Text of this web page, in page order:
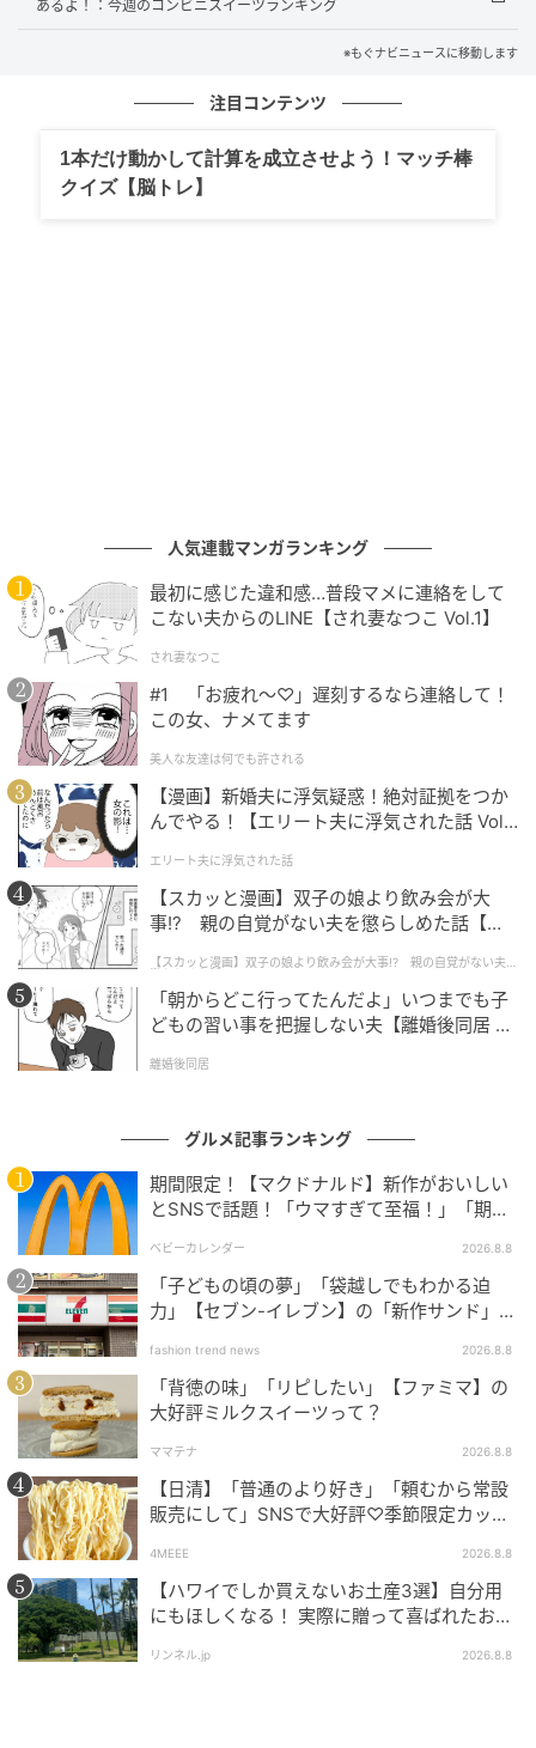
つるんとした弾力のある麺に爽やかでクセになるよう
ゅうり、錦糸卵、もやし、紅生姜、わかめをトッピン
もぐナビニュース
福井名物のおろしそばを発売します。大根おろしをた
っぷりと使用しさっぱりと食べられます。コシのある
麺で食べ応えもあります。 カロリー：297kcal 【販売
地域】中部
ファミリーマート 大盛 ぶっかけざる中華
もぐナビニュース
宮城県産小麦夏黄金を使用した中華麺に枕崎製造のか
つお節のうまみをきかせたつゆを合わせたざる中華で
す。 ※東北地方の一部、新潟県の一部では取り扱いが
ございません。 東北の一部で販売
ファミリーマート ぶっかけざる中華
あるよ！：今週のコンビニスイーツランキング
※もぐナビニュースに移動します
注目コンテンツ
1本だけ動かして計算を成立させよう！マッチ棒
クイズ【脳トレ】
人気連載マンガランキング
最初に感じた違和感…普段マメに連絡をして
こない夫からのLINE【され妻なつこ Vol.1】
され妻なつこ
#1 「お疲れ〜♡」遅刻するなら連絡して！
この女、ナメてます
美人な友達は何でも許される
【漫画】新婚夫に浮気疑惑！絶対証拠をつか
んでやる！【エリート夫に浮気された話 Vol.
エリート夫に浮気された話
【スカッと漫画】双子の娘より飲み会が大
事!? 親の自覚がない夫を懲らしめた話【第1
【スカッと漫画】双子の娘より飲み会が大事!? 親の自覚がない夫を
懲らしめた話
「朝からどこ行ってたんだよ」いつまでも子
どもの習い事を把握しない夫【離婚後同居 Vo
離婚後同居
グルメ記事ランキング
期間限定！【マクドナルド】新作がおいしい
とSNSで話題！「ウマすぎて至福！」「期待
ベビーカレンダー 2026.8.8
「子どもの頃の夢」「袋越しでもわかる迫
力」【セブン-イレブン】の「新作サンド」に
fashion trend news 2026.8.8
「背徳の味」「リピしたい」【ファミマ】の
大好評ミルクスイーツって？
ママテナ 2026.8.8
【日清】「普通のより好き」「頼むから常設
販売にして」SNSで大好評♡季節限定カップ
4MEEE 2026.8.8
【ハワイでしか買えないお土産3選】自分用
にもほしくなる！ 実際に贈って喜ばれたおす
リンネル.jp 2026.8.8